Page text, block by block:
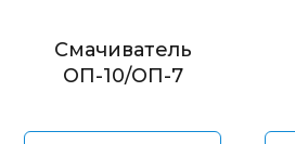
Смачиватель
ОП-10/ОП-7